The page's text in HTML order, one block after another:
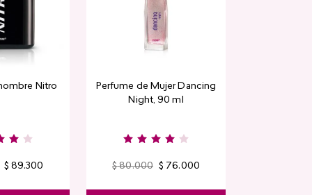
Nitro
$ 89.300
Perfume de Mujer Dancing
Night, 90 ml
$ 80.000 $ 76.000